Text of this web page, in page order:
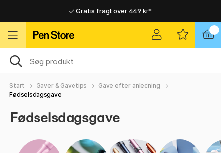
Gratis fragt over 449 kr*
Hurtigt til dør eller pakkeshop
Hurtigt til dør eller pakkeshop
Start Gaver & Gavetips
Gave efter anledning
Fødselsdagsgave
Fødselsdagsgave